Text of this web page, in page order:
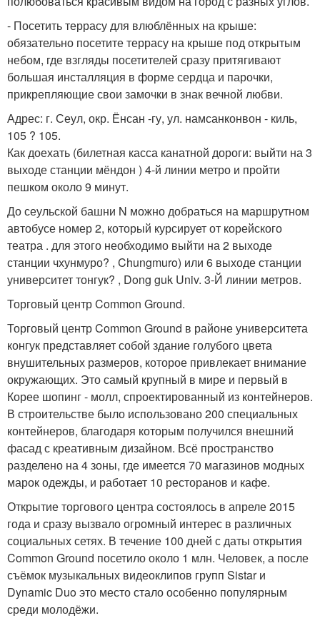
- Посетить террасу для влюблённых на крыше:
обязательно посетите террасу на крыше под открытым
небом, где взгляды посетителей сразу притягивают
большая инсталляция в форме сердца и парочки,
прикрепляющие свои замочки в знак вечной любви.
Адрес: г. Сеул, окр. Ёнсан -гу, ул. намсанконвон - киль,
105 ? 105.
Как доехать (билетная касса канатной дороги: выйти на 3
выходе станции мёндон ) 4-й линии метро и пройти
пешком около 9 минут.
До сеульской башни N можно добраться на маршрутном
автобусе номер 2, который курсирует от корейского
театра . для этого необходимо выйти на 2 выходе
станции чхунмуро? , Chungmuro) или 6 выходе станции
университет тонгук? , Dong guk Univ. 3-Й линии метров.
Торговый центр Common Ground.
Торговый центр Common Ground в районе университета
конгук представляет собой здание голубого цвета
внушительных размеров, которое привлекает внимание
окружающих. Это самый крупный в мире и первый в
Корее шопинг - молл, спроектированный из контейнеров.
В строительстве было использовано 200 специальных
контейнеров, благодаря которым получился внешний
фасад с креативным дизайном. Всё пространство
разделено на 4 зоны, где имеется 70 магазинов модных
марок одежды, и работает 10 ресторанов и кафе.
Открытие торгового центра состоялось в апреле 2015
года и сразу вызвало огромный интерес в различных
социальных сетях. В течение 100 дней с даты открытия
Common Ground посетило около 1 млн. Человек, а после
съёмок музыкальных видеоклипов групп Sistar и
Dynamic Duo это место стало особенно популярным
среди молодёжи.